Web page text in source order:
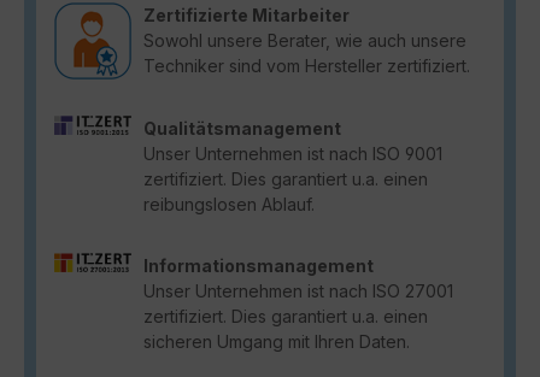
Zertifizierte Mitarbeiter
Sowohl unsere Berater, wie auch unsere
Techniker sind vom Hersteller zertifiziert.
Qualitätsmanagement
Unser Unternehmen ist nach ISO 9001
zertifiziert. Dies garantiert u.a. einen
reibungslosen Ablauf.
Informationsmanagement
Unser Unternehmen ist nach ISO 27001
zertifiziert. Dies garantiert u.a. einen
sicheren Umgang mit Ihren Daten.